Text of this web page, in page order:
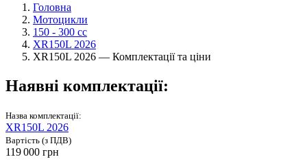
Головна
Мотоцикли
150 - 300 cc
XR150L 2026
XR150L 2026 — Комплектації та ціни
Наявні комплектації:
Назва комплектації:
XR150L 2026
Вартість (з ПДВ)
119 000 грн